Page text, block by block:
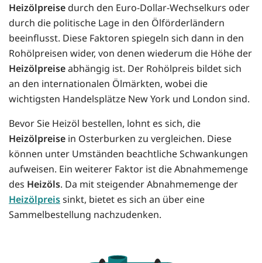
Heizölpreise durch den Euro-Dollar-Wechselkurs oder
durch die politische Lage in den Ölförderländern
beeinflusst. Diese Faktoren spiegeln sich dann in den
Rohölpreisen wider, von denen wiederum die Höhe der
Heizölpreiseabhängig ist. Der Rohölpreis bildet sich
an den internationalen Ölmärkten, wobei die
wichtigsten Handelsplätze New York und London sind.
Bevor Sie Heizöl bestellen, lohnt es sich, die
Heizölpreise in Osterburken zu vergleichen. Diese
können unter Umständen beachtliche Schwankungen
aufweisen. Ein weiterer Faktor ist die Abnahmemenge
des Heizöls. Da mit steigender Abnahmemenge der
Heizölpreissinkt, bietet es sich an über eine
Sammelbestellung nachzudenken.